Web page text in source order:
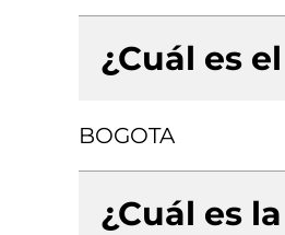
¿Cuál es
BOGOTA
¿Cuál es